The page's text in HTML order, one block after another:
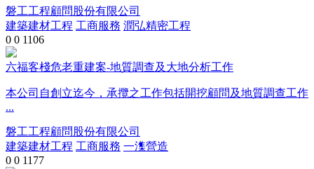
磐工工程顧問股份有限公司
建築建材工程 工商服務 潤弘精密工程
0 0 1106
六福客棧危老重建案-地質調查及大地分析工作
本公司自創立迄今，承攬之工作包括開挖顧問及地質調查工作
...
磐工工程顧問股份有限公司
建築建材工程 工商服務 一潗營造
0 0 1177